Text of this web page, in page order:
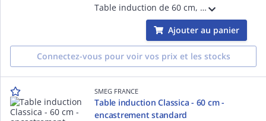
Table induction de 60 cm, Installation traditionnelle - ESTHÉTIQUE ET COMMANDES: VICTORIA, cadre noir, Verre céramique noir, Commandes par manettes- FOYERS: 4 foyers induction avec booster, 2 foyers en booster de 3000 W et D= 21 cm, 9 nivea
Ajouter au panier
Connectez-vous pour voir vos prix et les stocks
SMEG FRANCE
Table induction Classica - 60 cm -
encastrement standard